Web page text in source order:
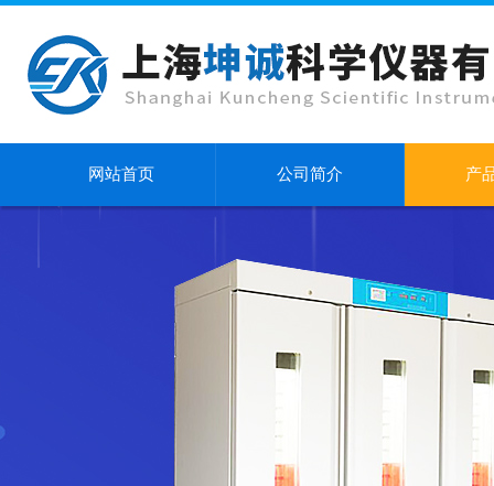
网站首页 公司简介 产